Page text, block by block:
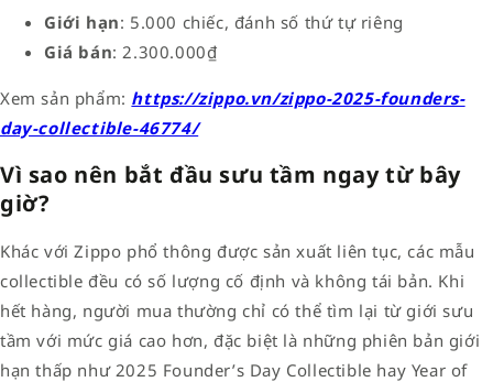
Giới hạn: 5.000 chiếc, đánh số thứ tự riêng
Giá bán: 2.300.000₫
Xem sản phẩm: https://zippo.vn/zippo-2025-founders-
day-collectible-46774/
Vì sao nên bắt đầu sưu tầm ngay từ bây
giờ?
Khác với Zippo phổ thông được sản xuất liên tục, các mẫu
collectible đều có số lượng cố định và không tái bản. Khi
hết hàng, người mua thường chỉ có thể tìm lại từ giới sưu
tầm với mức giá cao hơn, đặc biệt là những phiên bản giới
hạn thấp như 2025 Founder’s Day Collectible hay Year of